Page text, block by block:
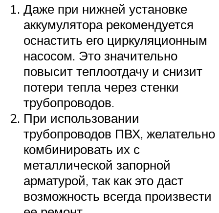
Даже при нижней установке
аккумулятора рекомендуется
оснастить его циркуляционным
насосом. Это значительно
повысит теплоотдачу и снизит
потери тепла через стенки
трубопроводов.
При использовании
трубопроводов ПВХ, желательно
комбинировать их с
металлической запорной
арматурой, так как это даст
возможность всегда произвести